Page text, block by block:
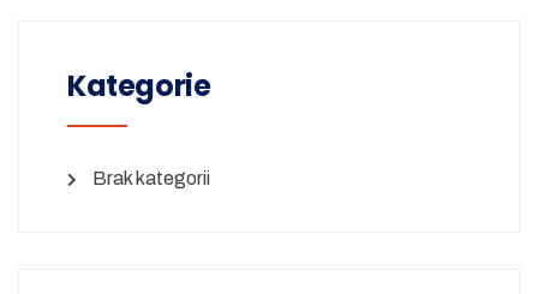
Kategorie
Brak kategorii